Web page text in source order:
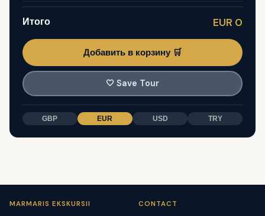
Итого EUR 0
Добавить в корзину 🛒
🤍 Save Tour
GBP EUR USD TRY
MARMARIS EKSKURSII CONTACT